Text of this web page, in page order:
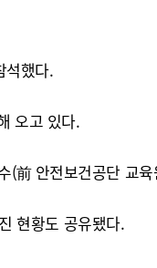
석했다.
오고 있다.
(前 안전보건공단 교
현황도 공유됐다.